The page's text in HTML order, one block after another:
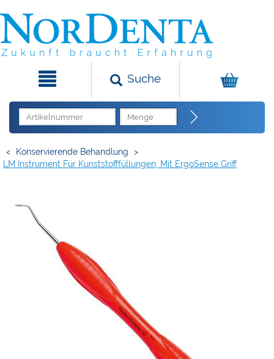
Suche
< Konservierende Behandlung
>
LM Instrument Für Kunststofffüllungen, Mit ErgoSense Griff